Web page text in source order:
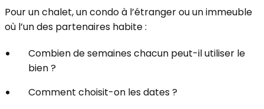
Pour un chalet, un condo à l’étranger ou un immeuble
où l’un des partenaires habite :
Combien de semaines chacun peut-il utiliser le
bien ?
Comment choisit-on les dates ?